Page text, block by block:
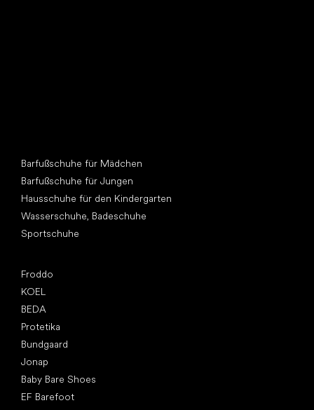
Barfußschuhe für Mädchen
Barfußschuhe für Jungen
Hausschuhe für den Kindergarten
Wasserschuhe, Badeschuhe
Sportschuhe
Froddo
KOEL
BEDA
Protetika
Bundgaard
Jonap
Baby Bare Shoes
EF Barefoot